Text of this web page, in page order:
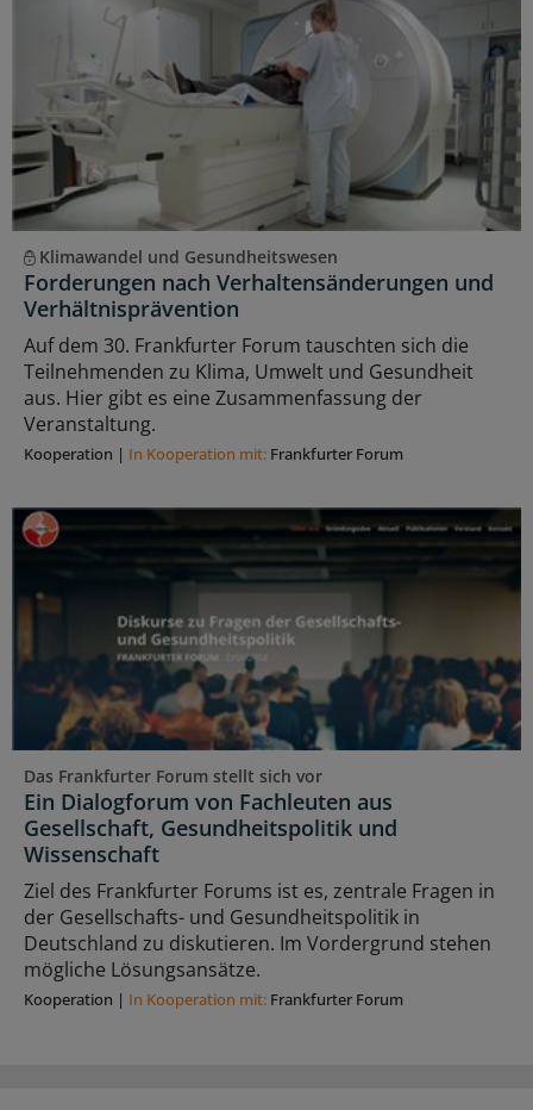
Klimawandel und Gesundheitswesen
Forderungen nach Verhaltensänderungen und
Verhältnisprävention
Auf dem 30. Frankfurter Forum tauschten sich die
Teilnehmenden zu Klima, Umwelt und Gesundheit
aus. Hier gibt es eine Zusammenfassung der
Veranstaltung.
Kooperation | In Kooperation mit: Frankfurter Forum
Das Frankfurter Forum stellt sich vor
Ein Dialogforum von Fachleuten aus
Gesellschaft, Gesundheitspolitik und
Wissenschaft
Ziel des Frankfurter Forums ist es, zentrale Fragen in
der Gesellschafts- und Gesundheitspolitik in
Deutschland zu diskutieren. Im Vordergrund stehen
mögliche Lösungsansätze.
Kooperation | In Kooperation mit: Frankfurter Forum